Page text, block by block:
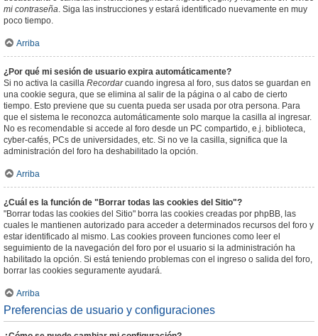
mi contraseña. Siga las instrucciones y estará identificado nuevamente en muy
poco tiempo.
Arriba
¿Por qué mi sesión de usuario expira automáticamente?
Si no activa la casilla Recordarcuando ingresa al foro, sus datos se guardan en
una cookie segura, que se elimina al salir de la página o al cabo de cierto
tiempo. Esto previene que su cuenta pueda ser usada por otra persona. Para
que el sistema le reconozca automáticamente solo marque la casilla al ingresar.
No es recomendable si accede al foro desde un PC compartido, e.j. biblioteca,
cyber-cafés, PCs de universidades, etc. Si no ve la casilla, significa que la
administración del foro ha deshabilitado la opción.
Arriba
¿Cuál es la función de "Borrar todas las cookies del Sitio"?
"Borrar todas las cookies del Sitio" borra las cookies creadas por phpBB, las
cuales le mantienen autorizado para acceder a determinados recursos del foro y
estar identificado al mismo. Las cookies proveen funciones como leer el
seguimiento de la navegación del foro por el usuario si la administración ha
habilitado la opción. Si está teniendo problemas con el ingreso o salida del foro,
borrar las cookies seguramente ayudará.
Arriba
Preferencias de usuario y configuraciones